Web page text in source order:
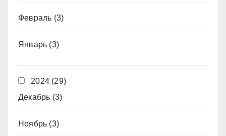
Февраль (3)
Январь (3)
2024 (29)
Декабрь (3)
Ноябрь (3)